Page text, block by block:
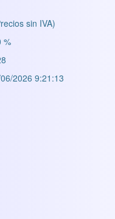
sin IVA)
%
2026 9:21:13